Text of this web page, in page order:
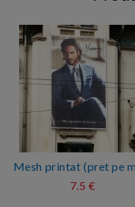
Mesh printat (pret pe
7.5 €